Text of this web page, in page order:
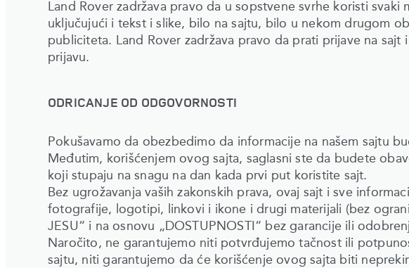
Land Rover zadržava pravo da u sopstvene svrhe koristi svaki
uključujući i tekst i slike, bilo na sajtu, bilo u nekom drugom
publiciteta. Land Rover zadržava pravo da prati prijave na sajt
prijavu.
ODRICANJE OD ODGOVORNOSTI
Pokušavamo da obezbedimo da informacije na našem sajtu
Međutim, korišćenjem ovog sajta, saglasni ste da budete
koji stupaju na snagu na dan kada prvi put koristite sajt.
Bez ugrožavanja vaših zakonskih prava, ovaj sajt i sve
fotografije, logotipi, linkovi i ikone i drugi materijali (bez
JESU“ i na osnovu „DOSTUPNOSTI“ bez garancije ili
Naročito, ne garantujemo niti potvrđujemo tačnost ili
sajtu, niti garantujemo da će korišćenje ovog sajta biti